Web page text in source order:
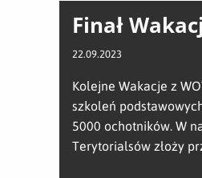
Finał
22.09.2023
Kolejne Wakacje z
szkoleń
5000 ochotników. W
Terytorialsów złoży